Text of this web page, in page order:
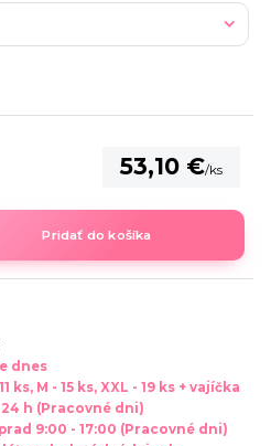
53,10 €/ks
Pridať do košíka
dnes
ks, M - 15 ks, XXL - 19 ks + vajíčka
h (Pracovné dni)
9:00 - 17:00 (Pracovné dni)